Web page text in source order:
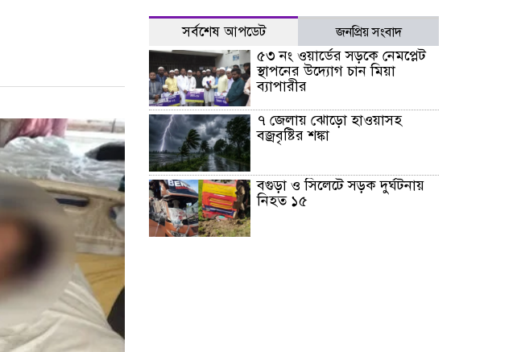
সর্বশেষ আপডেট জনপ্রিয় সংবাদ
৫৩ নং ওয়ার্ডের সড়কে নেমপ্লেট
স্থাপনের উদ্যোগ চান মিয়া
ব্যাপারীর
৭ জেলায় ঝোড়ো হাওয়াসহ
বজ্রবৃষ্টির শঙ্কা
বগুড়া ও সিলেটে সড়ক দুর্ঘটনায়
নিহত ১৫